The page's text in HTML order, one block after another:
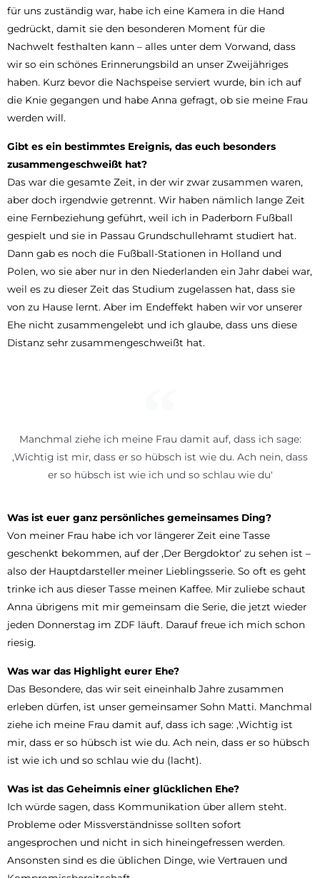
für uns zuständig war, habe ich eine Kamera in die Hand
gedrückt, damit sie den besonderen Moment für die
Nachwelt festhalten kann – alles unter dem Vorwand, dass
wir so ein schönes Erinnerungsbild an unser Zweijähriges
haben. Kurz bevor die Nachspeise serviert wurde, bin ich auf
die Knie gegangen und habe Anna gefragt, ob sie meine Frau
werden will.
Gibt es ein bestimmtes Ereignis, das euch besonders
zusammengeschweißt hat?
Das war die gesamte Zeit, in der wir zwar zusammen waren,
aber doch irgendwie getrennt. Wir haben nämlich lange Zeit
eine Fernbeziehung geführt, weil ich in Paderborn Fußball
gespielt und sie in Passau Grundschullehramt studiert hat.
Dann gab es noch die Fußball-Stationen in Holland und
Polen, wo sie aber nur in den Niederlanden ein Jahr dabei war,
weil es zu dieser Zeit das Studium zugelassen hat, dass sie
von zu Hause lernt. Aber im Endeffekt haben wir vor unserer
Ehe nicht zusammengelebt und ich glaube, dass uns diese
Distanz sehr zusammengeschweißt hat.
Manchmal ziehe ich meine Frau damit auf, dass ich sage:
‚Wichtig ist mir, dass er so hübsch ist wie du. Ach nein, dass
er so hübsch ist wie ich und so schlau wie du'
Was ist euer ganz persönliches gemeinsames Ding?
Von meiner Frau habe ich vor längerer Zeit eine Tasse
geschenkt bekommen, auf der ‚Der Bergdoktor‘ zu sehen ist –
also der Hauptdarsteller meiner Lieblingsserie. So oft es geht
trinke ich aus dieser Tasse meinen Kaffee. Mir zuliebe schaut
Anna übrigens mit mir gemeinsam die Serie, die jetzt wieder
jeden Donnerstag im ZDF läuft. Darauf freue ich mich schon
riesig.
Was war das Highlight eurer Ehe?
Das Besondere, das wir seit eineinhalb Jahre zusammen
erleben dürfen, ist unser gemeinsamer Sohn Matti. Manchmal
ziehe ich meine Frau damit auf, dass ich sage: ‚Wichtig ist
mir, dass er so hübsch ist wie du. Ach nein, dass er so hübsch
ist wie ich und so schlau wie du (lacht).
Was ist das Geheimnis einer glücklichen Ehe?
Ich würde sagen, dass Kommunikation über allem steht.
Probleme oder Missverständnisse sollten sofort
angesprochen und nicht in sich hineingefressen werden.
Ansonsten sind es die üblichen Dinge, wie Vertrauen und